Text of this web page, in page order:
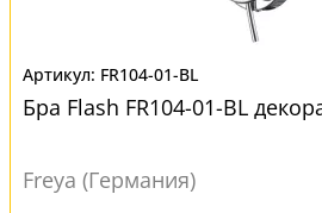
FR104-01-BL
Бра Flash FR104-01-BL
Freya (Германия)